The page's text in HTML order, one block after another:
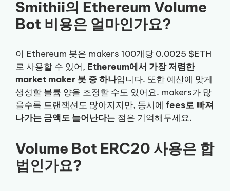
Smithii의 Ethereum Volume
Bot 비용은 얼마인가요?
이 Ethereum 봇은 makers 100개당 0.0025 $ETH
로 사용할 수 있어, Ethereum에서 가장 저렴한
market maker 봇 중 하나입니다. 또한 예산에 맞게
생성할 볼륨 양을 조정할 수도 있어요. makers가 많
을수록 트랜잭션도 많아지지만, 동시에 fees로 빠져
나가는 금액도 늘어난다는 점은 기억해두세요.
Volume Bot ERC20 사용은 합
법인가요?